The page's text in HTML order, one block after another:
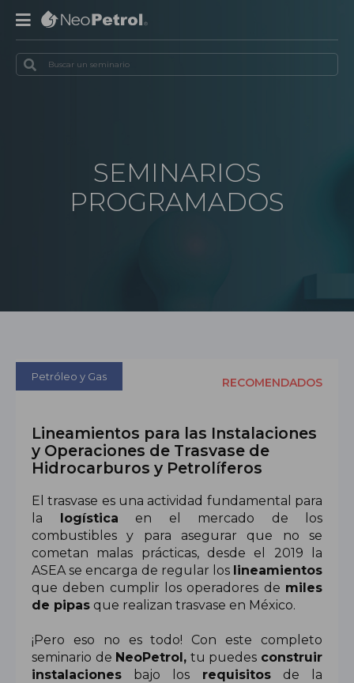
SEMINARIOS
PROGRAMADOS
Petróleo y Gas RECOMENDADOS
Lineamientos para las Instalaciones
y Operaciones de Trasvase de
Hidrocarburos y Petrolíferos
El trasvase es una actividad fundamental para
la logística en el mercado de los
combustibles y para asegurar que no se
cometan malas prácticas, desde el 2019 la
ASEA se encarga de regular los lineamientos
que deben cumplir los operadores de miles
de pipas que realizan trasvase en México.
¡Pero eso no es todo! Con este completo
seminario de NeoPetrol, tu puedes construir
instalaciones bajo los requisitos de la